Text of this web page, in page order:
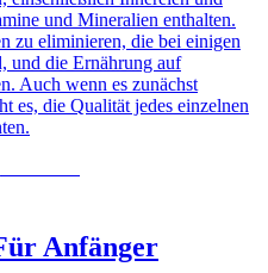
und Mineralien enthalten.
zu eliminieren, die bei einigen
und die Ernährung auf
Auch wenn es zunächst
es, die Qualität jedes einzelnen
Anfänger